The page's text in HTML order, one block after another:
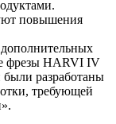
повышения
фрезы HARVI IV
разработаны
требующей